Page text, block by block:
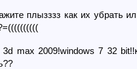
плызззз как их убрать
max 2009!windows 7 32